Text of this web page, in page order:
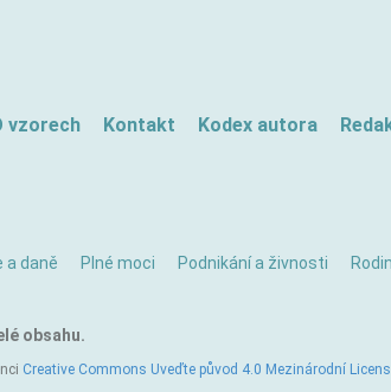
vzorech Kontakt Kodex autora
a daně Plné moci Podnikání a živnosti
obsahu.
Creative Commons Uveďte původ 4.0 Mezinárodní